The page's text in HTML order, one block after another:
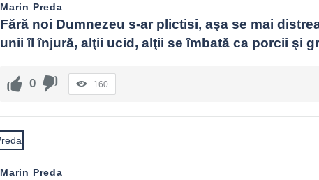
Marin Preda
Fără noi Dumnezeu s-ar plictisi, aşa se mai
unii îl înjură, alţii ucid, alţii se îmbată ca porcii şi
0 160
Marin Preda